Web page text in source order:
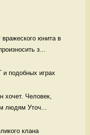
вражеского юнита в
з...
и подобных играх
хочет. Человек,
людям Уточ...
клана